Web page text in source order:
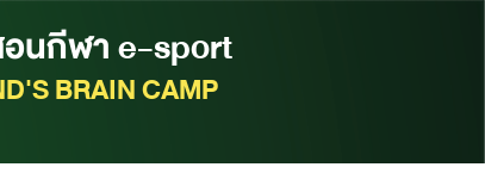
นกีฬา e-sport
BRAIN CAMP